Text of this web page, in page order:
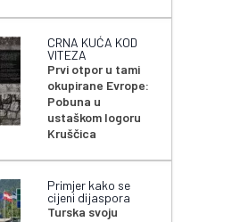
CRNA KUĆA KOD
VITEZA
Prvi otpor u tami
okupirane Evrope:
Pobuna u
ustaškom logoru
Kruščica
Primjer kako se
cijeni dijaspora
Turska svoju